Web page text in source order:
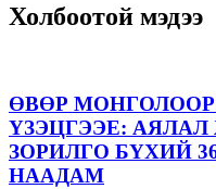
Холбоотой мэдээ
ӨВӨР
ҮЗЭЦГЭЭЕ:
ЗОРИЛГО БҮХИЙ
НААДАМ